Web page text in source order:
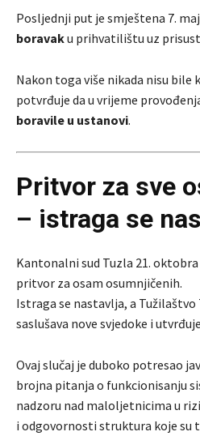
Posljednji put je smještena 7.
boravaku prihvatilištu uz
Nakon toga više nikada nisu bile
potvrđuje da u vrijeme
boravile u ustanovi.
Pritvor za sve
– istraga se
Kantonalni sud Tuzla 21.
pritvor za osam osumnjičenih.
Istraga se nastavlja, a
saslušava nove svjedoke i
Ovaj slučaj je duboko potresao
brojna pitanja o funkcionisanju
nadzoru nad maloljetnicima u
i odgovornosti strukturа koje